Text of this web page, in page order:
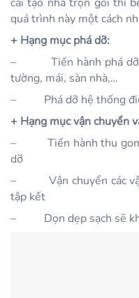
quá trình này một cách
+ Hạng mục phá dỡ:
–
Tiến hành phá
tường, mái, sàn nhà,…
–
Phá dỡ hệ thống
+ Hạng mục vận chuyển
–
Tiến hành thu
dỡ
–
Vận chuyển các
tập kết
–
Dọn dẹp sạch sẽ